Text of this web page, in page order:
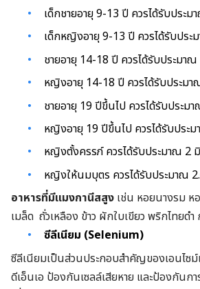
เด็กชายอายุ 9-13 ปี ควรได้รับประ
เด็กหญิงอายุ 9-13 ปี ควรได้รับปร
ชายอายุ 14-18 ปี ควรได้รับประมา
หญิงอายุ 14-18 ปี ควรได้รับประม
ชายอายุ 19 ปีขึ้นไป ควรได้รับประ
หญิงอายุ 19 ปีขึ้นไป ควรได้รับประ
หญิงตั้งครรภ์ ควรได้รับประมาณ 2
หญิงให้นมบุตร ควรได้รับประมาณ
อาหารที่มีแมงกานีสสูง เช่น หอยนางรม
เมล็ด ถั่วเหลือง ข้าว ผักใบเขียว พริกไทยดำ
ซีลีเนียม (Selenium)
ซีลีเนียมเป็นส่วนประกอบสำคัญของเอนไซม์
ดีเอ็นเอ ป้องกันเซลล์เสียหาย และป้องกันก